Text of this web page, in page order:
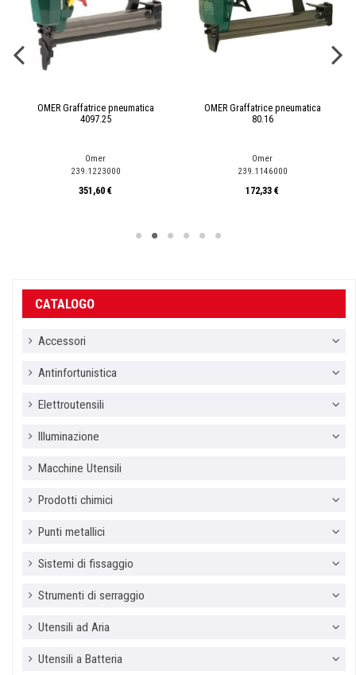
OMER Graffatrice pneumatica
4097.25
Omer
239.1223000
351,60 €
OMER Graffatrice pneumatica
80.16
Omer
239.1146000
172,33 €
CATALOGO
Accessori
Antinfortunistica
Elettroutensili
Illuminazione
Macchine Utensili
Prodotti chimici
Punti metallici
Sistemi di fissaggio
Strumenti di serraggio
Utensili ad Aria
Utensili a Batteria